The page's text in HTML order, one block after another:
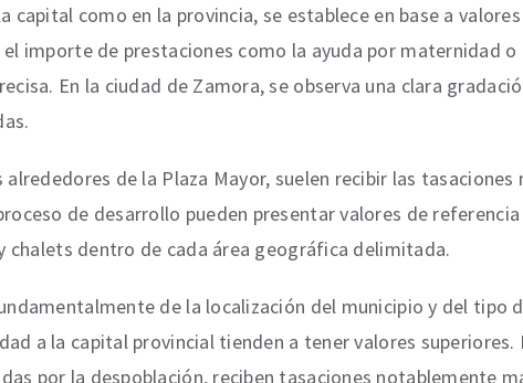
como en la provincia, se establece en base a
importe de prestaciones como la ayuda por maternidad o
En la ciudad de Zamora, se observa una clara
de la Plaza Mayor, suelen recibir las tasaciones
de desarrollo pueden presentar valores de
chalets dentro de cada área geográfica delimitada.
de la localización del municipio y del tipo
a la capital provincial tienden a tener valores superiores.
por la despoblación, reciben tasaciones notablemente